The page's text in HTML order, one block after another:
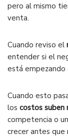
pero al mismo
venta.
Cuando reviso el
entender si el
está empezando
Cuando esto
los costos suben
competencia o
crecer antes que